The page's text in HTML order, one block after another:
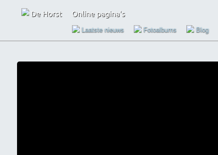
Laatste nieuws Fotoalbums Blog